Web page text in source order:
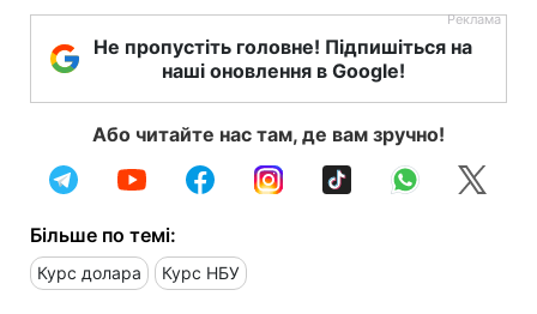
Не пропустіть головне! Підпишіться на
наші оновлення в Google!
Або читайте нас там, де вам зручно!
Більше по темі:
Курс долара Курс НБУ